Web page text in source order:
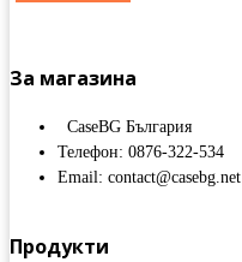
За магазина
CaseBG България
Телефон: 0876-322-534
Email: contact@casebg.net
Продукти